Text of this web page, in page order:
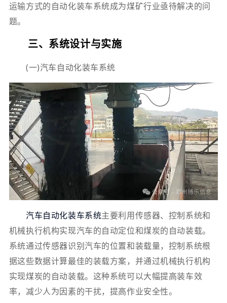
运输方式的自动化装车系统成为煤矿行业亟待解决的问
题。
三、系统设计与实施
(一)汽车自动化装车系统
汽车自动化装车系统主要利用传感器、控制系统和
机械执行机构实现汽车的自动定位和煤炭的自动装载。
系统通过传感器识别汽车的位置和装载量，控制系统根
据这些数据计算最佳的装载方案，并通过机械执行机构
实现煤炭的自动装载。这种系统可以大幅提高装车效
率，减少人为因素的干扰，提高作业安全性。